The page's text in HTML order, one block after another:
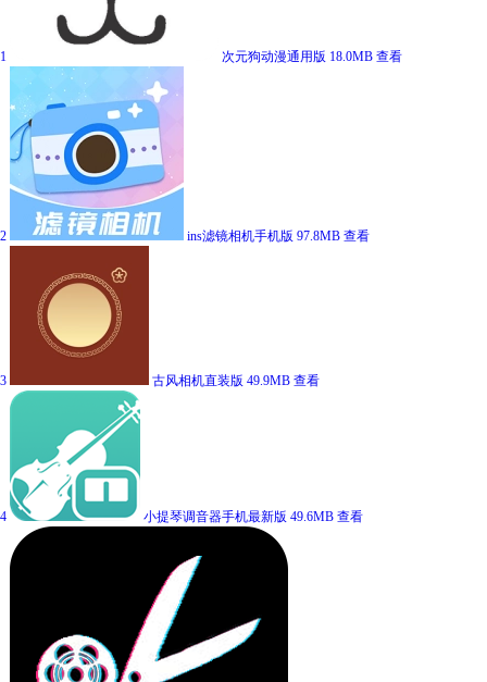
1 次元狗动漫通用版 18.0MB 查看
2 ins滤镜相机手机版 97.8MB 查看
3 古风相机直装版 49.9MB 查看
4 小提琴调音器手机最新版 49.6MB 查看